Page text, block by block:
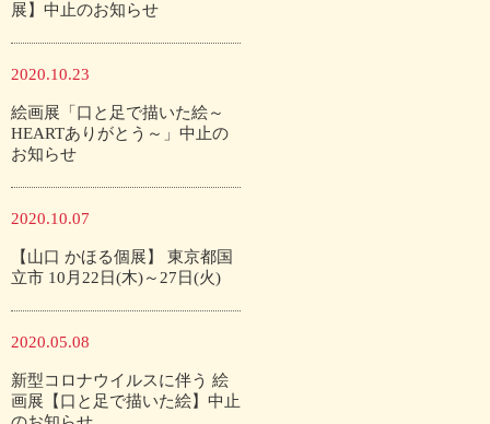
展】中止のお知らせ
2020.10.23
絵画展「口と足で描いた絵～
HEARTありがとう～」中止の
お知らせ
2020.10.07
【山口 かほる個展】 東京都国
立市 10月22日(木)～27日(火)
2020.05.08
新型コロナウイルスに伴う 絵
画展【口と足で描いた絵】中止